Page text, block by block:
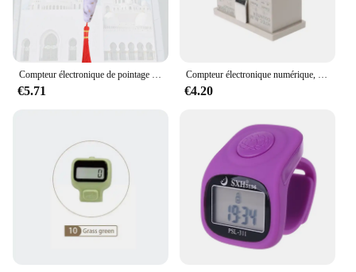
Compteur électronique de pointage électronique en marbre avec bip sonore LED, chapelet de perles de Tasbih numériques, prière, SXH5136, vente en gros d'usine
€5.71
Compteur électronique numérique, compteur, compteur, compteur, compteur, Omron, sans tension, H7EC-6
€4.20